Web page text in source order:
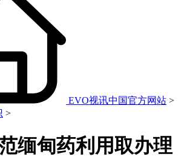
EVO视讯中国官方网站 >
>
缅甸药利用取办理